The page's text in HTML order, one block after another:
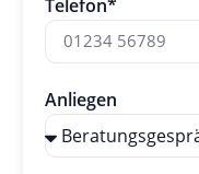
Telefon*
Anliegen